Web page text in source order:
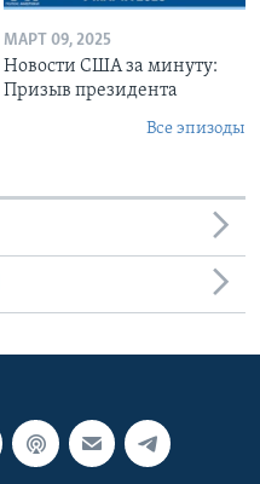
МАРТ 09, 2025
Новости США за минуту:
Призыв президента
Все эпизоды